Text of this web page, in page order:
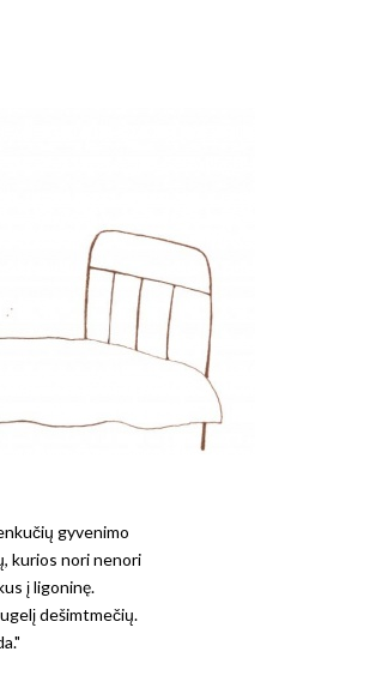
gyvenimo
kurios nori nenori
į ligoninę.
dešimtmečių.